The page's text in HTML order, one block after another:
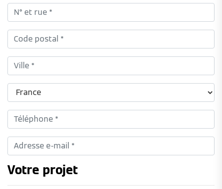
Votre projet